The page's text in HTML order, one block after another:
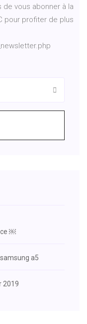
de vous abonner à la
pour profiter de plus
￼
a5
2019